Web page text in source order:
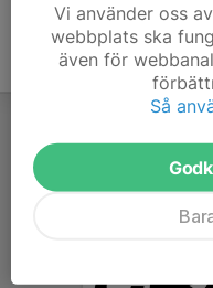
Vi använder oss
webbplats ska
även för
Så